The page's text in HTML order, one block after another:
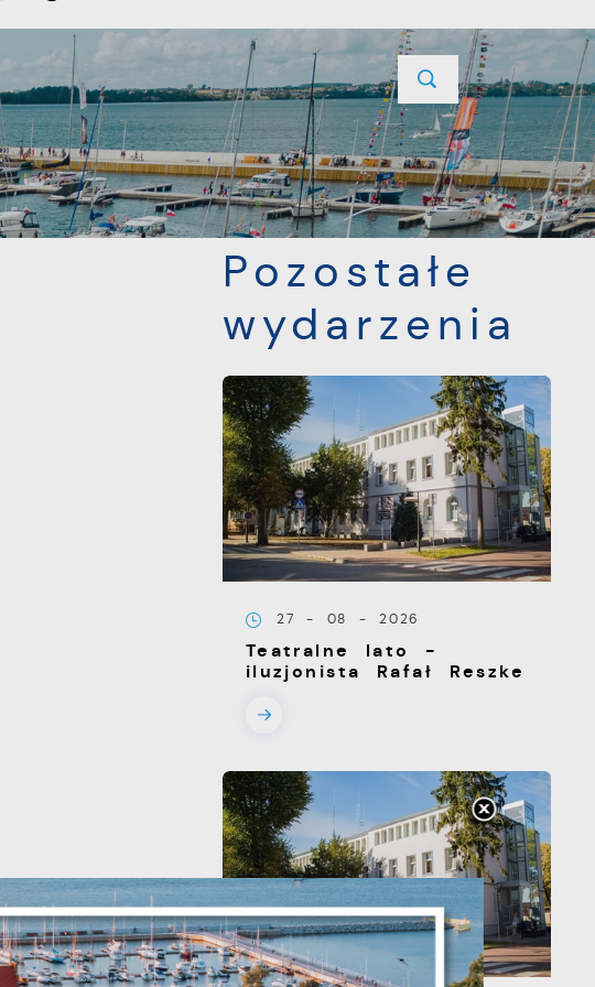
INWESTYCJE PROJEKTY UNIJNE KONTAKT
POPRZEDNI NASTĘPNY
Pozostałe
wydarzenia
27 - 08 - 2026
Teatralne lato -
iluzjonista Rafał Reszke